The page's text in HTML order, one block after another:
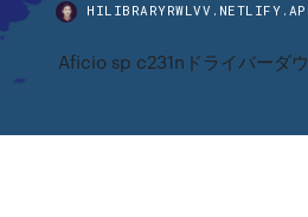
Aficio sp c231nドライバーダ